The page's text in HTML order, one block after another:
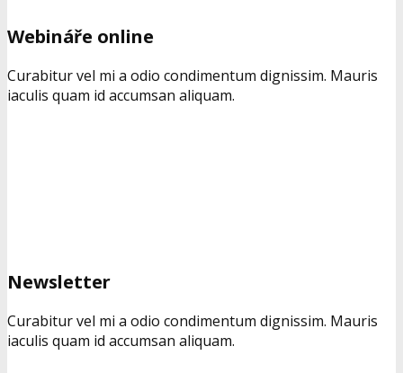
Webináře online
Curabitur vel mi a odio condimentum dignissim. Mauris
iaculis quam id accumsan aliquam.
Newsletter
Curabitur vel mi a odio condimentum dignissim. Mauris
iaculis quam id accumsan aliquam.